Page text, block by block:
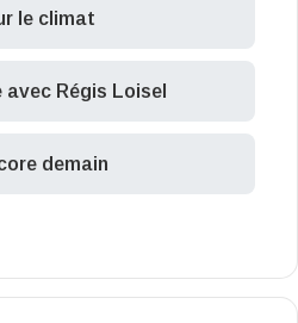
le climat
avec Régis Loisel
demain